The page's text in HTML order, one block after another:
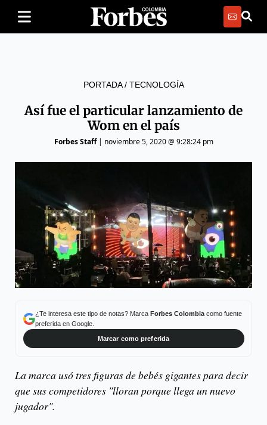
PORTADA/ TECNOLOGÍA
Así fue el particular lanzamiento de
Wom en el país
Forbes Staff| noviembre 5, 2020 @ 9:28:24 pm
¿Te interesa este tipo de notas? Marca Forbes Colombiacomo fuente
preferida en Google.
Marcar como preferida
La marca usó tres figuras de bebés gigantes para decir
que sus competidores "lloran porque llega un nuevo
jugador".